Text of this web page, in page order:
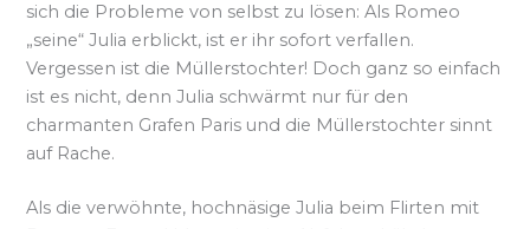
sich die Probleme von selbst zu lösen: Als Romeo
„seine“ Julia erblickt, ist er ihr sofort verfallen.
Vergessen ist die Müllerstochter! Doch ganz so einfach
ist es nicht, denn Julia schwärmt nur für den
charmanten Grafen Paris und die Müllerstochter sinnt
auf Rache.
Als die verwöhnte, hochnäsige Julia beim Flirten mit